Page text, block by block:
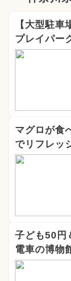
【大型駐
プレイパー
マグロが食
でリフレッ
子ども50円
電車の博物